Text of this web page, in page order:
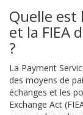
Quelle est
et la FIEA
?
La Payment
des moyens de
échanges et les
Exchange Act